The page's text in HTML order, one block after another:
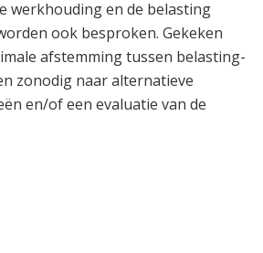
werkhouding en de belasting
ook besproken. Gekeken
afstemming tussen belasting-
zonodig naar alternatieve
en/of een evaluatie van de